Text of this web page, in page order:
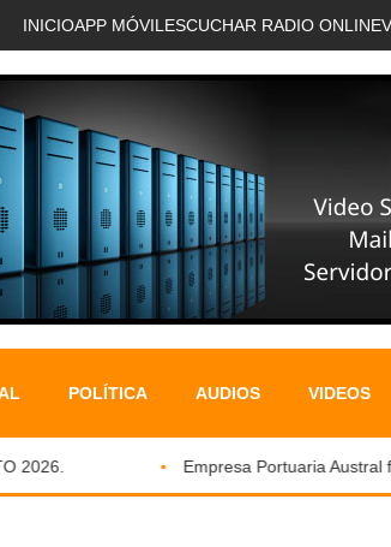
INICIOAPP MÓVIL ESCUCHAR RADIO ONLINE
POLÍTICA AUDIOS VIDEOS
Empresa Portuaria Austral